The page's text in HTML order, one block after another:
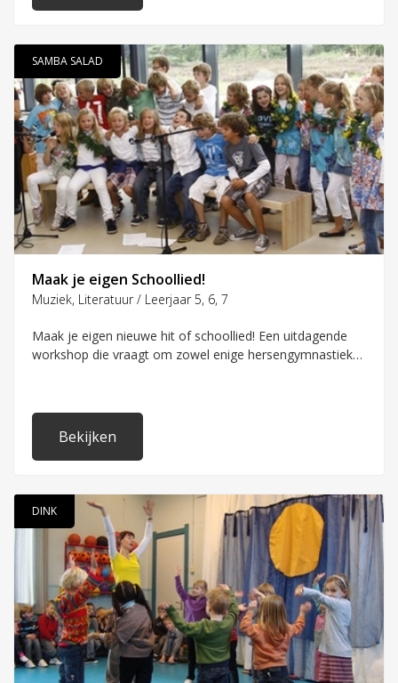
SAMBA SALAD
Maak je eigen Schoollied!
Muziek, Literatuur / Leerjaar 5, 6, 7
Maak je eigen nieuwe hit of schoollied! Een uitdagende
workshop die vraagt om zowel enige hersengymnastiek
Bekijken
DINK